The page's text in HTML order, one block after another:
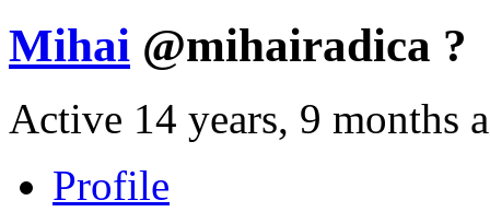
Mihai @mihairadica ?
Active 14 years, 9 months
Profile